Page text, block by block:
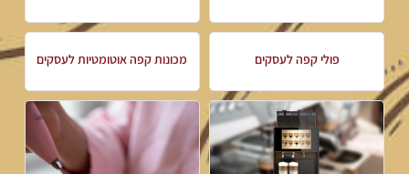
פולי קפה לעסקים מכונות קפה אוטומטיות לעסקים